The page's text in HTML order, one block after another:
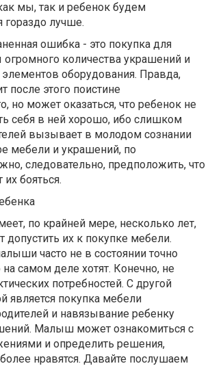
мы, так и ребенок будем
гораздо лучше.
ошибка - это покупка для
количества украшений и
оборудования. Правда,
после этого поистине
но может оказаться, что ребенок не
себя в ней хорошо, ибо слишком
вызывает в молодом сознании
мебели и украшений, по
следовательно, предположить, что
бояться.
по крайней мере, несколько лет,
допустить их к покупке мебели.
часто не в состоянии точно
на самом деле хотят. Конечно, не
потребностей. С другой
является покупка мебели
и навязывание ребенку
Малыш может ознакомиться с
и определить решения,
нравятся. Давайте послушаем